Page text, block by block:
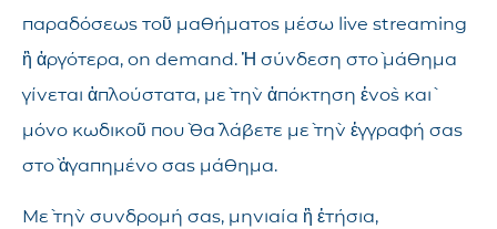
παραδόσεως τοῦ μαθήματος μέσω live streaming
ἢ ἀργότερα, on demand. Ἡ σύνδεση στὸ μάθημα
γίνεται ἁπλούστατα, μὲ τὴν ἀπόκτηση ἑνὸς καὶ
μόνο κωδικοῦ ποὺ θὰ λάβετε μὲ τὴν ἐγγραφή σας
στὸ ἀγαπημένο σας μάθημα.
Μὲ τὴν συνδρομή σας, μηνιαία ἢ ἐτήσια,